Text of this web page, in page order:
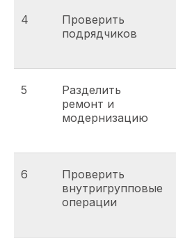
4
Проверить
подрядчиков
5
Разделить
ремонт и
модернизацию
6
Проверить
внутригрупповые
операции